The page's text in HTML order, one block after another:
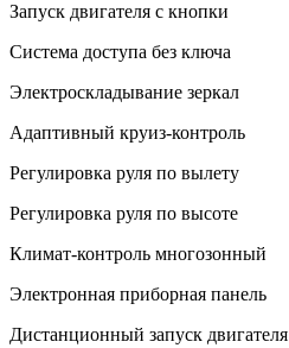
Запуск двигателя с кнопки
Система доступа без ключа
Электроскладывание зеркал
Адаптивный круиз-контроль
Регулировка руля по вылету
Регулировка руля по высоте
Климат-контроль многозонный
Электронная приборная панель
Дистанционный запуск двигателя